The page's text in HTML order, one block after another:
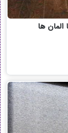
ها